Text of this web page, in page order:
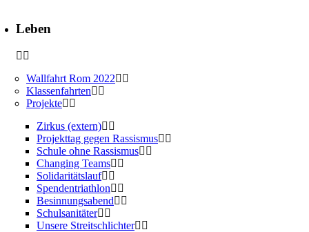
Leben
Wallfahrt Rom 2022
Klassenfahrten
Projekte
Zirkus (extern)
Projekttag gegen Rassismus
Schule ohne Rassismus
Changing Teams
Solidaritätslauf
Spendentriathlon
Besinnungsabend
Schulsanitäter
Unsere Streitschlichter